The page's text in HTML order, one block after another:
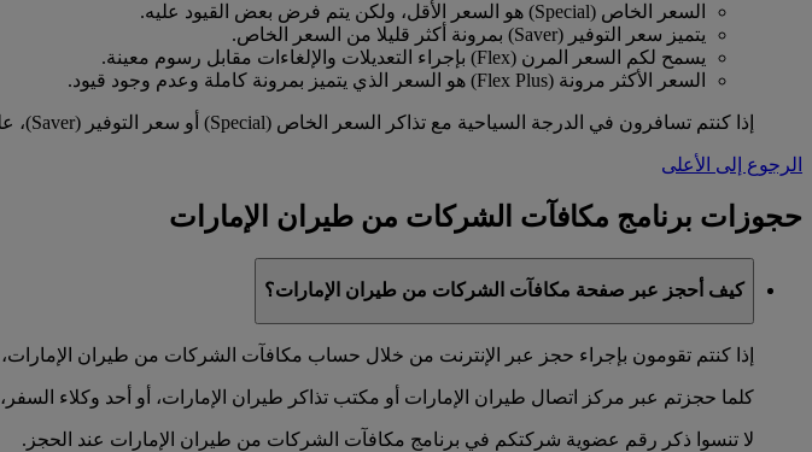
السعر الخاص (Special) هو السعر الأقل، ولكن يتم فرض بعض القيود عليه.
يتميز سعر التوفير (Saver) بمرونة أكثر قليلا من السعر الخاص.
يسمح لكم السعر المرن (Flex) بإجراء التعديلات والإلغاءات مقابل رسوم معينة.
السعر الأكثر مرونة (Flex Plus) هو السعر الذي يتميز بمرونة كاملة وعدم وجود قيود.
إذا كنتم تسافرون في الدرجة السياحية مع تذاكر السعر الخاص (Special) أو سعر التوفير (Saver)، عليكم الدفع مقابل
الرجوع إلى الأعلى
حجوزات برنامج مكافآت الشركات من طيران الإمارات
كيف أحجز عبر صفحة مكافآت الشركات من طيران الإمارات؟
إذا كنتم تقومون بإجراء حجز عبر الإنترنت من خلال حساب مكافآت الشركات من طيران الإمارات،
كلما حجزتم عبر مركز اتصال طيران الإمارات أو مكتب تذاكر طيران الإمارات، أو أحد وكلاء السفر،
لا تنسوا ذكر رقم عضوية شركتكم في برنامج مكافآت الشركات من طيران الإمارات عند الحجز.